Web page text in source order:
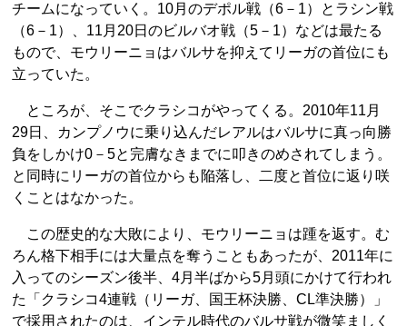
チームになっていく。10月のデポル戦（6－1）とラシン戦
（6－1）、11月20日のビルバオ戦（5－1）などは最たる
もので、モウリーニョはバルサを抑えてリーガの首位にも
立っていた。
ところが、そこでクラシコがやってくる。2010年11月
29日、カンプノウに乗り込んだレアルはバルサに真っ向勝
負をしかけ0－5と完膚なきまでに叩きのめされてしまう。
と同時にリーガの首位からも陥落し、二度と首位に返り咲
くことはなかった。
この歴史的な大敗により、モウリーニョは踵を返す。む
ろん格下相手には大量点を奪うこともあったが、2011年に
入ってのシーズン後半、4月半ばから5月頭にかけて行われ
た「クラシコ4連戦（リーガ、国王杯決勝、CL準決勝）」
で採用されたのは、インテル時代のバルサ戦が微笑ましく